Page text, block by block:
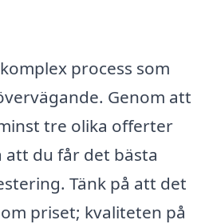
process som
Genom att
tre olika offerter
att du får det bästa
Tänk på att det
priset; kvaliteten på